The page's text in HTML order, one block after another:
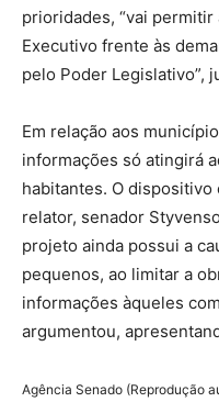
prioridades, “vai permitir
Executivo frente às
pelo Poder Legislativo”,
Em relação aos
informações só atingirá
habitantes. O
relator, senador
projeto ainda possui a
pequenos, ao limitar a
informações àqueles
argumentou,
Agência Senado (Reprodução